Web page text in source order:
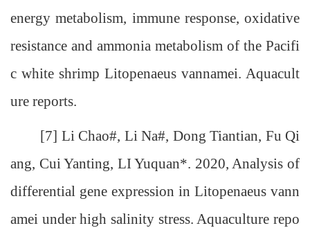
energy metabolism, immune response, oxidative
resistance and ammonia metabolism of the Pacifi
c white shrimp Litopenaeus vannamei. Aquacult
ure reports.
[7] Li Chao#, Li Na#, Dong Tiantian, Fu Qi
ang, Cui Yanting, LI Yuquan*. 2020, Analysis of
differential gene expression in Litopenaeus vann
amei under high salinity stress. Aquaculture repo